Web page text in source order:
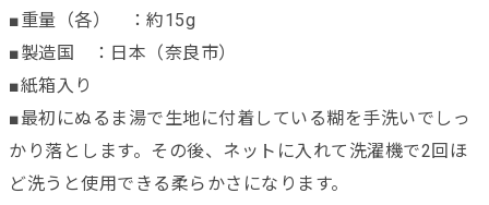
■重量（各） ：約15g
■製造国 ：日本（奈良市）
■紙箱入り
■最初にぬるま湯で生地に付着している糊を手洗いでしっ
かり落とします。その後、ネットに入れて洗濯機で2回ほ
ど洗うと使用できる柔らかさになります。